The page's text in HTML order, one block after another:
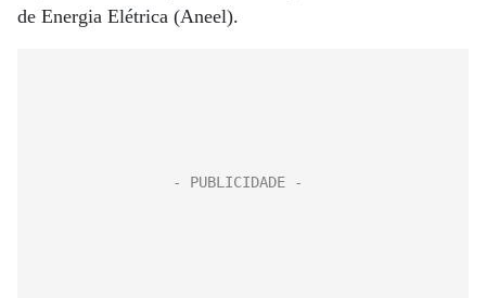
de Energia Elétrica (Aneel).